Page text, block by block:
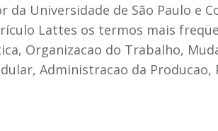
Universidade de São Paulo e
Lattes os termos mais
Organizacao do Trabalho,
Administracao da